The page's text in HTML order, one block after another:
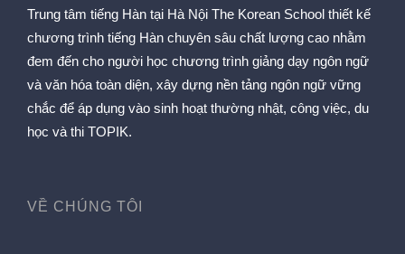
Trung tâm tiếng Hàn tại Hà Nội The Korean School thiết kế
chương trình tiếng Hàn chuyên sâu chất lượng cao nhằm
đem đến cho người học chương trình giảng dạy ngôn ngữ
và văn hóa toàn diện, xây dựng nền tảng ngôn ngữ vững
chắc để áp dụng vào sinh hoạt thường nhật, công việc, du
học và thi TOPIK.
VỀ CHÚNG TÔI